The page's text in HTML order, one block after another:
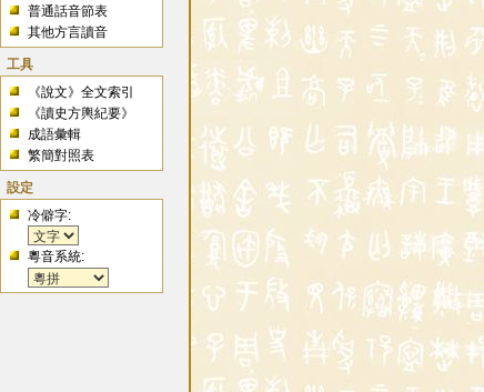
普通話音節表
其他方言讀音
工具
《說文》全文索引
《讀史方輿紀要》
成語彙輯
繁簡對照表
設定
冷僻字:
粵音系統: